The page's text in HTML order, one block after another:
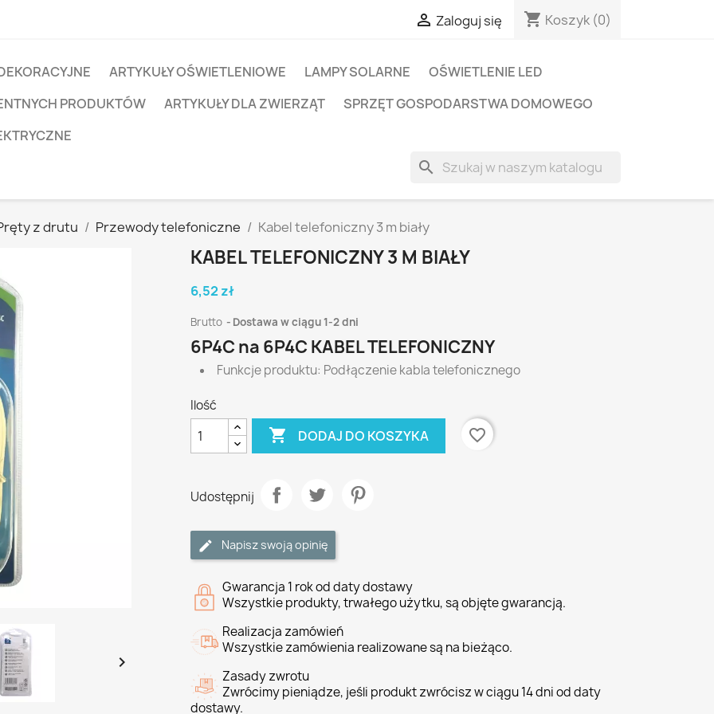
 Zaloguj się shopping_cart Koszyk (0)
ARTYKUŁY OŚWIETLENIOWE LAMPY SOLARNE
OŚWIETLENIE LED
PRODUKTÓW
ARTYKUŁY DLA ZWIERZĄT
SPRZĘT GOSPODARSTWA DOMOWEGO
search
z drutu Przewody telefoniczne Kabel telefoniczny 3 m biały

KABEL TELEFONICZNY 3 M BIAŁY
6,52 zł
Brutto Dostawa w ciągu 1-2 dni
6P4C na 6P4C KABEL TELEFONICZNY
Funkcje produktu: Podłączenie kabla telefonicznego
Ilość
 DODAJ DO KOSZYKA favorite_border
Udostępnij
Napisz swoją opinię
Gwarancja 1 rok od daty dostawy
Wszystkie produkty, trwałego użytku, są objęte gwarancją.
Realizacja zamówień
Wszystkie zamówienia realizowane są na bieżąco.
Zasady zwrotu
Zwrócimy pieniądze, jeśli produkt zwrócisz w ciągu 14 dni od daty
dostawy.